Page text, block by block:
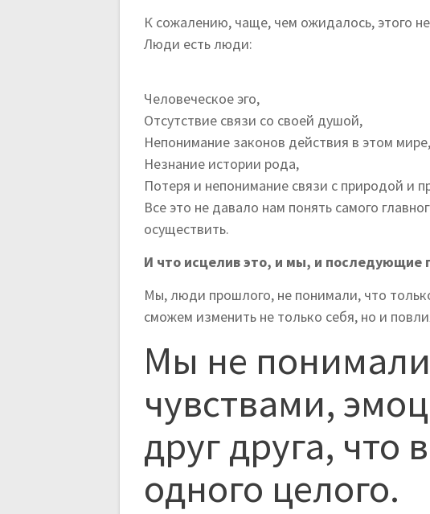
К сожалению, чаще, чем ожидалось, этого
Люди есть люди:
Человеческое эго,
Отсутствие связи со своей душой,
Непонимание законов действия в этом мире,
Незнание истории рода,
Потеря и непонимание связи с природой и
Все это не давало нам понять самого
осуществить.
И что исцелив это, и мы, и последующие
Мы, люди прошлого, не понимали, что
сможем изменить не только себя, но и
Мы не
чувствами,
друг друга, что
одного целого.